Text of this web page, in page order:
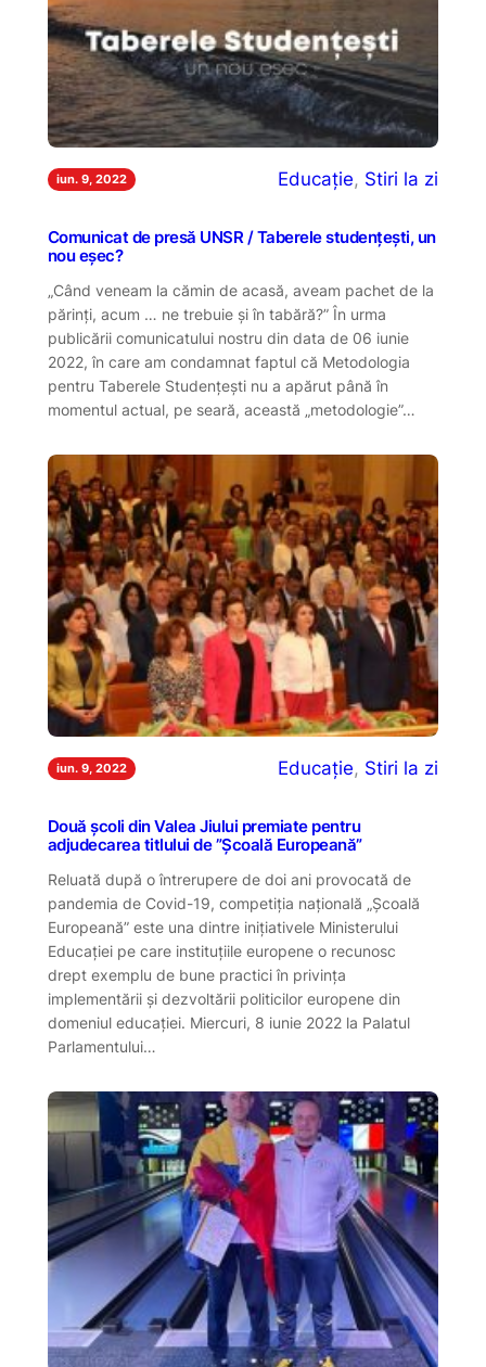
iun. 9, 2022 Educație, Stiri la zi
Comunicat de presă UNSR / Taberele studențești, un
nou eșec?
„Când veneam la cămin de acasă, aveam pachet de la
părinți, acum … ne trebuie și în tabără?” În urma
publicării comunicatului nostru din data de 06 iunie
2022, în care am condamnat faptul că Metodologia
pentru Taberele Studențești nu a apărut până în
momentul actual, pe seară, această „metodologie”…
iun. 9, 2022 Educație, Stiri la zi
Două școli din Valea Jiului premiate pentru
adjudecarea titlului de ”Școală Europeană”
Reluată după o întrerupere de doi ani provocată de
pandemia de Covid-19, competiția națională „Școală
Europeană” este una dintre inițiativele Ministerului
Educației pe care instituțiile europene o recunosc
drept exemplu de bune practici în privința
implementării și dezvoltării politicilor europene din
domeniul educației. Miercuri, 8 iunie 2022 la Palatul
Parlamentului…